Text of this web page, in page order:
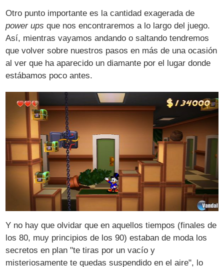
Otro punto importante es la cantidad exagerada de
power ups que nos encontraremos a lo largo del juego.
Así, mientras vayamos andando o saltando tendremos
que volver sobre nuestros pasos en más de una ocasión
al ver que ha aparecido un diamante por el lugar donde
estábamos poco antes.
Y no hay que olvidar que en aquellos tiempos (finales de
los 80, muy principios de los 90) estaban de moda los
secretos en plan "te tiras por un vacío y
misteriosamente te quedas suspendido en el aire", lo